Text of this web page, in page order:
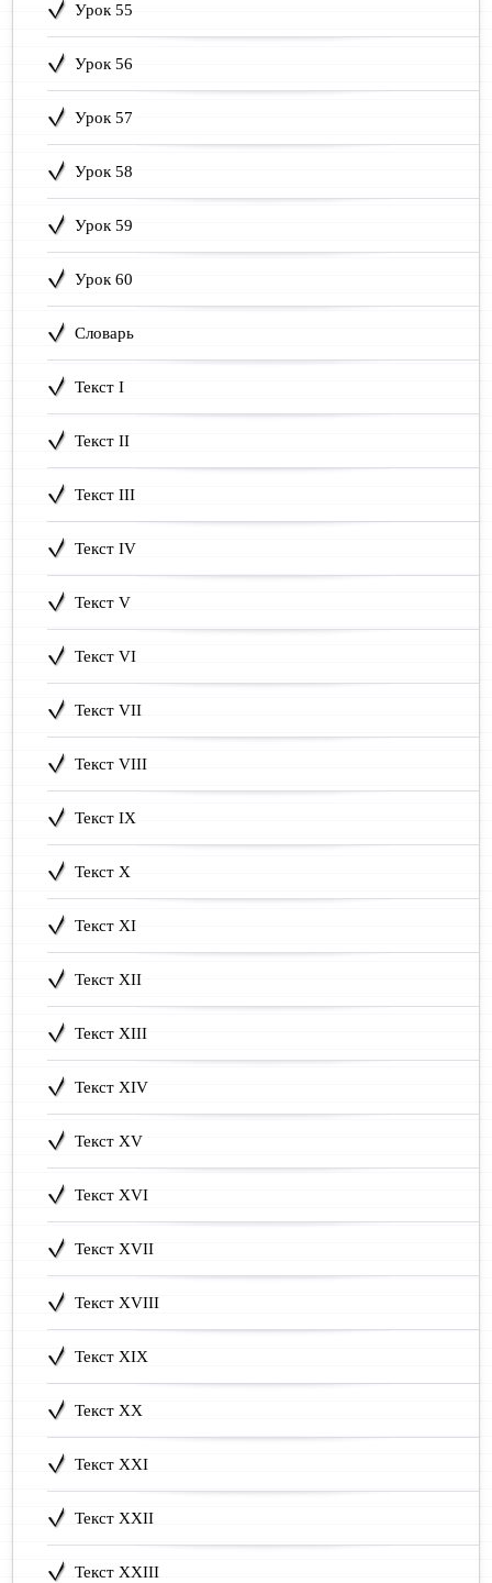
Урок 55
Урок 56
Урок 57
Урок 58
Урок 59
Урок 60
Словарь
Текст I
Текст II
Текст III
Текст IV
Текст V
Текст VI
Текст VII
Текст VIII
Текст IX
Текст X
Текст XI
Текст XII
Текст XIII
Текст XIV
Текст XV
Текст XVI
Текст XVII
Текст XVIII
Текст XIX
Текст XX
Текст XXI
Текст XXII
Текст XXIII